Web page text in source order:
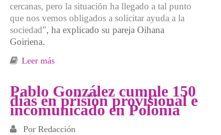
cercanas, pero la situación ha llegado a tal punto
que nos vemos obligados a solicitar ayuda a la
sociedad", ha explicado su pareja Oihana
Goiriena.
Leer más
Polonia en durísimas condiciones
Pablo González cumple 150
días en prisión provisional e
incomunicado en Polonia
Por Redacción